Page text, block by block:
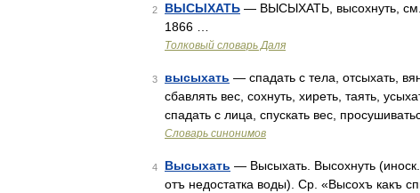
2 ВЫСЫХАТЬ — ВЫСЫХАТЬ, высохнуть, см.
1866 …
Толковый словарь Даля
3 высыхать — спадать с тела, отсыхать,
сбавлять вес, сохнуть, хиреть, таять,
спадать с лица, спускать вес,
Словарь синонимов
4 Высыхать — Высыхать. Высохнуть
отъ недостатка воды). Ср. «Высохъ какъ